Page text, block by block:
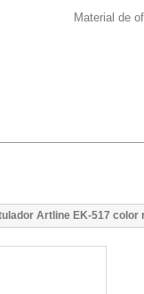
Material de
Artline EK-517 color